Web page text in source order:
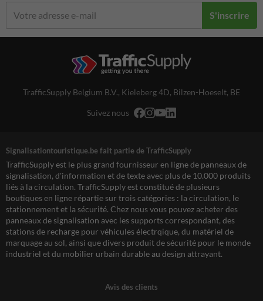
S'inscrire
TrafficSupply Belgium B.V., Kieleberg 4D, Bilzen-Hoeselt, BE
Suivez nous
Signalisationtouristique.be fait partie de TrafficSupply
TrafficSupply est le plus grand fournisseur en ligne de panneaux de
signalisation, d'information et de texte avec plus de 10.000 produits
liés à la circulation. TrafficSupply est constitué de plusieurs
boutiques en ligne répartie sur trois catégories : la circulation, le
stationnement et la sécurité. Chez nous vous pouvez acheter des
panneaux de signalisation avec les supports correspondant, des
stations de recharge pour véhicules électrqique, du matériel de
marquage au sol, ainsi que divers produit de sécurité pour le monde
industriel et du mobilier urbain durable au design attrayant.
Avis des clients